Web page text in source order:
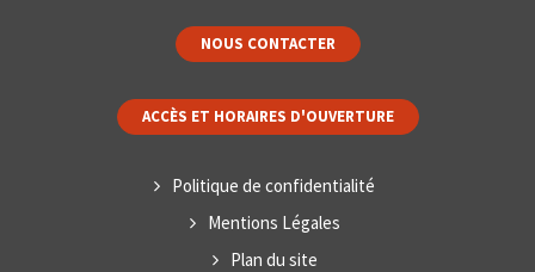
NOUS CONTACTER
ACCÈS ET HORAIRES D'OUVERTURE
Politique de confidentialité
Mentions Légales
Plan du site